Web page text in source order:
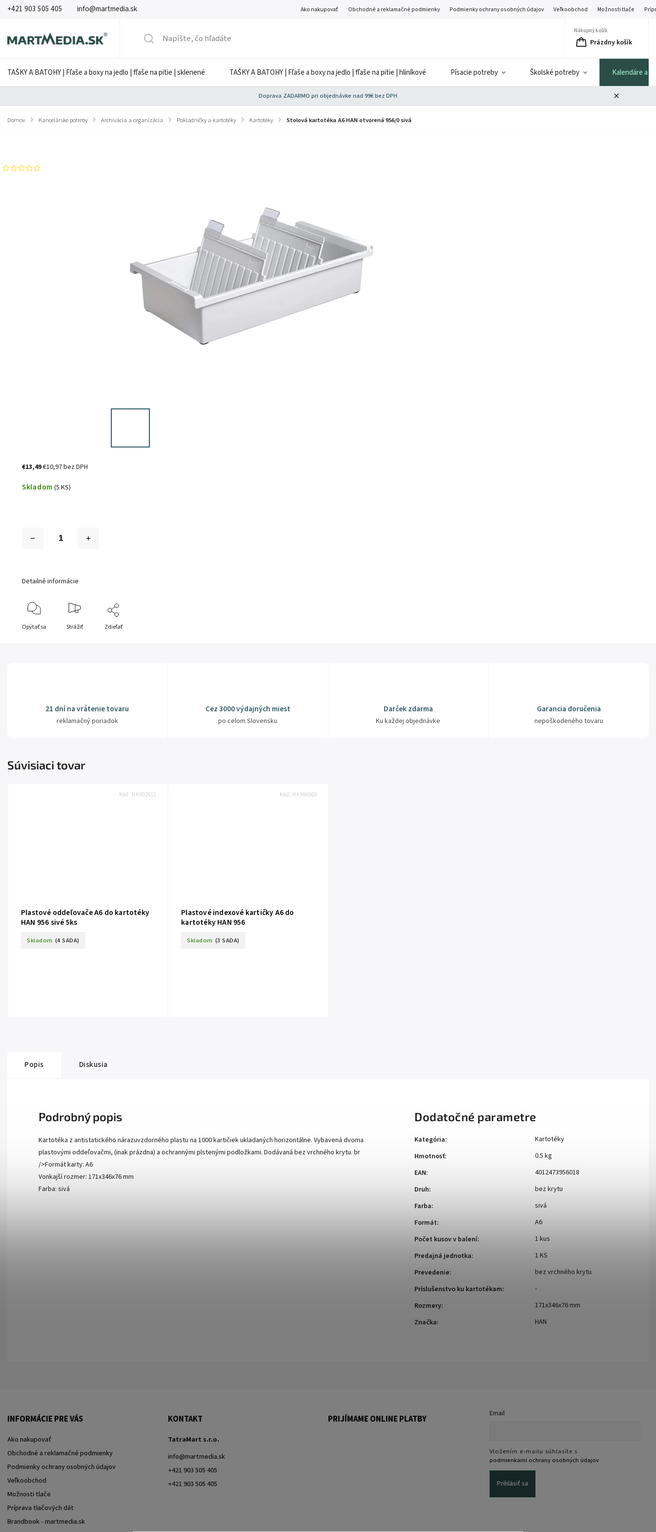
+421 903 505 405 info@martmedia.sk Ako nakupovať Obchodné a reklamačné podmienky Podmienky ochrany osobných údajov Veľkoobchod Možnosti tlače
Nákupný košík
Prázdny košík
TAŠKY A BATOHY | Fľaše a boxy na jedlo | fľaše na pitie | sklenené TAŠKY A BATOHY | Fľaše a boxy na jedlo | fľaše na pitie | hliníkové Písacie potreby Školské potreby Kalendáre a
Doprava ZADARMO pri objednávke nad 99€ bez DPH
Domov / Kancelárske potreby / Archivácia a organizácia / Pokladničky a kartotéky / Kartotéky / Stolová kartotéka A6 HAN otvorená 956/0 sivá
€13,49€10,97 bez DPH
Skladom (5 KS)
Detailné informácie
Opýtať sa Strážiť Zdieľať
21 dní na vrátenie tovaru
reklamačný poriadok
Cez 3000 výdajných miest
po celom Slovensku
Darček zdarma
Ku každej objednávke
Garancia doručenia
nepoškodeného tovaru
Súvisiaci tovar
Plastové oddeľovače A6 do kartotéky
HAN 956 sivé 5ks
Skladom (4 SADA)
Kód: HA902611
Plastové indexové kartičky A6 do
kartotéky HAN 956
Skladom (3 SADA)
Kód: HA986000
Popis Diskusia
Podrobný popis
Kartotéka z antistatického nárazuvzdorného plastu na 1000 kartičiek ukladaných horizontálne. Vybavená dvoma
plastovými oddeľovačmi, (inak prázdna) a ochrannými plstenými podložkami. Dodávaná bez vrchného krytu. br
/>Formát karty: A6
Vonkajší rozmer: 171x346x76 mm
Farba: sivá
Dodatočné parametre
Kategória:
Kartotéky
Hmotnosť:
0.5 kg
EAN:
4012473956018
Druh:
bez krytu
Farba:
sivá
Formát:
A6
Počet kusov v balení:
1 kus
Predajná jednotka:
1 KS
Prevedenie:
bez vrchného krytu
Príslušenstvo ku kartotékam:
-
Rozmery:
171x346x76 mm
Značka: HAN
INFORMÁCIE PRE VÁS
Ako nakupovať
Obchodné a reklamačné podmienky
Podmienky ochrany osobných údajov
Veľkoobchod
Možnosti tlače
Príprava tlačových dát
Brandbook - martmedia.sk
KONTAKT
TatraMart s.r.o.
info@martmedia.sk
+421 903 505 405
+421 903 505 405
PRIJÍMAME ONLINE PLATBY
Email
Vložením e-mailu súhlasíte s
podmienkami ochrany osobných údajov
Prihlásiť sa